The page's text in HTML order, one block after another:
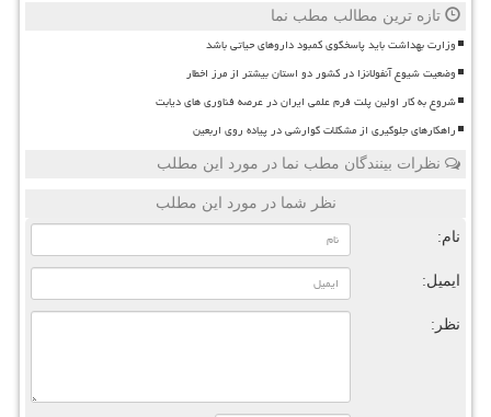
تازه ترین مطالب مطب نما
وزارت بهداشت باید پاسخگوی کمبود داروهای حیاتی باشد
وضعیت شیوع آنفولانزا در کشور دو استان بیشتر از مرز اخطار
شروع به کار اولین پلت فرم علمی ایران در عرصه فناوری های دیابت
راهکارهای جلوگیری از مشکلات گوارشی در پیاده روی اربعین
نظرات بینندگان مطب نما در مورد این مطلب
نظر شما در مورد این مطلب
نام:
ایمیل:
نظر: